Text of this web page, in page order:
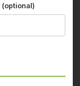
(optional)